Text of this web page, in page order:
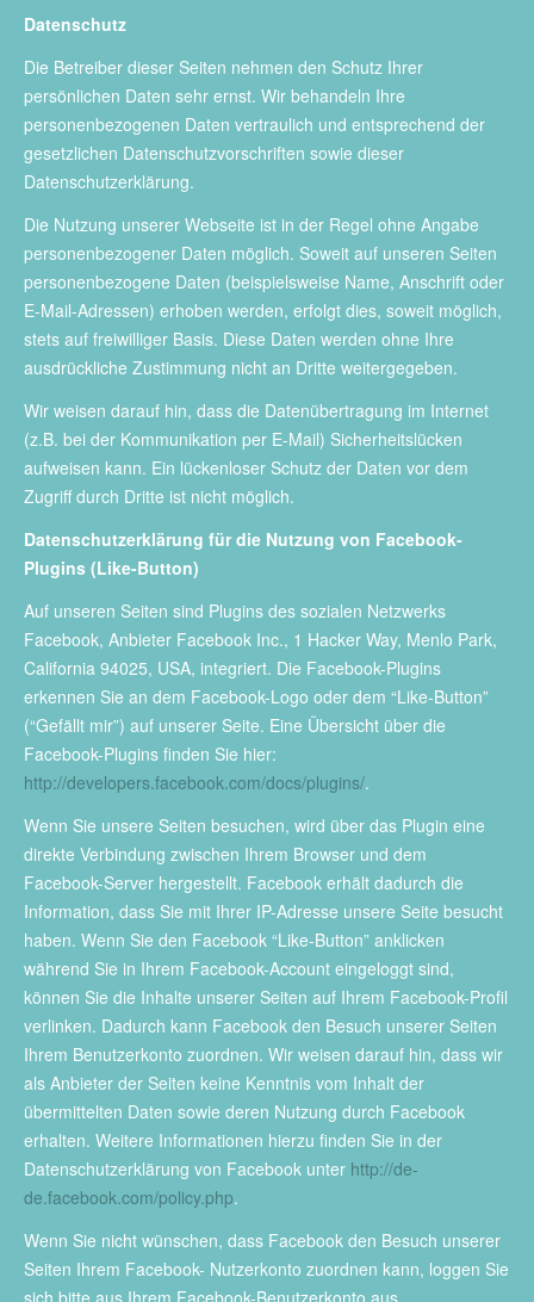
Datenschutz
Die Betreiber dieser Seiten nehmen den Schutz Ihrer
persönlichen Daten sehr ernst. Wir behandeln Ihre
personenbezogenen Daten vertraulich und entsprechend der
gesetzlichen Datenschutzvorschriften sowie dieser
Datenschutzerklärung.
Die Nutzung unserer Webseite ist in der Regel ohne Angabe
personenbezogener Daten möglich. Soweit auf unseren Seiten
personenbezogene Daten (beispielsweise Name, Anschrift oder
E-Mail-Adressen) erhoben werden, erfolgt dies, soweit möglich,
stets auf freiwilliger Basis. Diese Daten werden ohne Ihre
ausdrückliche Zustimmung nicht an Dritte weitergegeben.
Wir weisen darauf hin, dass die Datenübertragung im Internet
(z.B. bei der Kommunikation per E-Mail) Sicherheitslücken
aufweisen kann. Ein lückenloser Schutz der Daten vor dem
Zugriff durch Dritte ist nicht möglich.
Datenschutzerklärung für die Nutzung von Facebook-
Plugins (Like-Button)
Auf unseren Seiten sind Plugins des sozialen Netzwerks
Facebook, Anbieter Facebook Inc., 1 Hacker Way, Menlo Park,
California 94025, USA, integriert. Die Facebook-Plugins
erkennen Sie an dem Facebook-Logo oder dem “Like-Button”
(“Gefällt mir”) auf unserer Seite. Eine Übersicht über die
Facebook-Plugins finden Sie hier:
http://developers.facebook.com/docs/plugins/.
Wenn Sie unsere Seiten besuchen, wird über das Plugin eine
direkte Verbindung zwischen Ihrem Browser und dem
Facebook-Server hergestellt. Facebook erhält dadurch die
Information, dass Sie mit Ihrer IP-Adresse unsere Seite besucht
haben. Wenn Sie den Facebook “Like-Button” anklicken
während Sie in Ihrem Facebook-Account eingeloggt sind,
können Sie die Inhalte unserer Seiten auf Ihrem Facebook-Profil
verlinken. Dadurch kann Facebook den Besuch unserer Seiten
Ihrem Benutzerkonto zuordnen. Wir weisen darauf hin, dass wir
als Anbieter der Seiten keine Kenntnis vom Inhalt der
übermittelten Daten sowie deren Nutzung durch Facebook
erhalten. Weitere Informationen hierzu finden Sie in der
Datenschutzerklärung von Facebook unter http://de-
de.facebook.com/policy.php.
Wenn Sie nicht wünschen, dass Facebook den Besuch unserer
Seiten Ihrem Facebook- Nutzerkonto zuordnen kann, loggen Sie
sich bitte aus Ihrem Facebook-Benutzerkonto aus.